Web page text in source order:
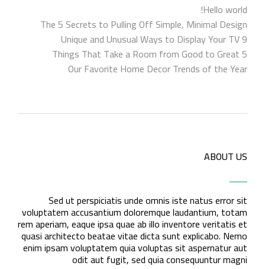
Hello world!
The 5 Secrets to Pulling Off Simple, Minimal Design
9 Unique and Unusual Ways to Display Your TV
5 Things That Take a Room from Good to Great
Our Favorite Home Decor Trends of the Year
ABOUT US
Sed ut perspiciatis unde omnis iste natus error sit
voluptatem accusantium doloremque laudantium, totam
rem aperiam, eaque ipsa quae ab illo inventore veritatis et
quasi architecto beatae vitae dicta sunt explicabo. Nemo
enim ipsam voluptatem quia voluptas sit aspernatur aut
odit aut fugit, sed quia consequuntur magni